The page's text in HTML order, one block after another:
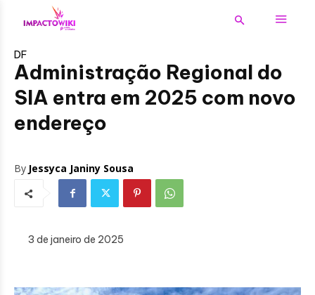
DF
Administração Regional do
SIA entra em 2025 com novo
endereço
By Jessyca Janiny Sousa
3 de janeiro de 2025